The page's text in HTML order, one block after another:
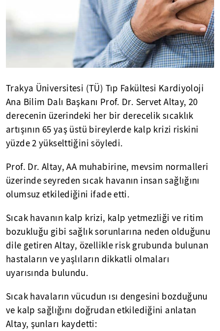
Trakya Üniversitesi (TÜ) Tıp Fakültesi Kardiyoloji
Ana Bilim Dalı Başkanı Prof. Dr. Servet Altay, 20
derecenin üzerindeki her bir derecelik sıcaklık
artışının 65 yaş üstü bireylerde kalp krizi riskini
yüzde 2 yükselttiğini söyledi.
Prof. Dr. Altay, AA muhabirine, mevsim normalleri
üzerinde seyreden sıcak havanın insan sağlığını
olumsuz etkilediğini ifade etti.
Sıcak havanın kalp krizi, kalp yetmezliği ve ritim
bozukluğu gibi sağlık sorunlarına neden olduğunu
dile getiren Altay, özellikle risk grubunda bulunan
hastaların ve yaşlıların dikkatli olmaları
uyarısında bulundu.
Sıcak havaların vücudun ısı dengesini bozduğunu
ve kalp sağlığını doğrudan etkilediğini anlatan
Altay, şunları kaydetti: